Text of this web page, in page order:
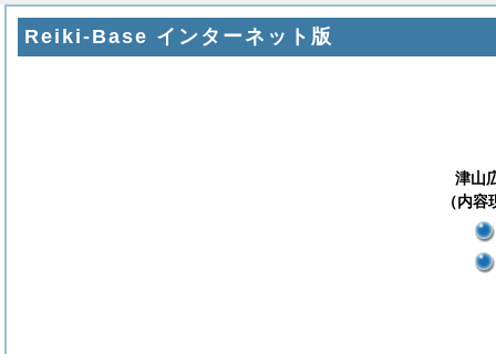
Reiki-Base インターネット版
津山
（内